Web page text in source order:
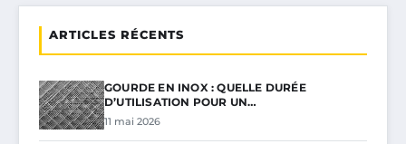
ARTICLES RÉCENTS
GOURDE EN INOX : QUELLE DURÉE
D’UTILISATION POUR UN…
11 mai 2026